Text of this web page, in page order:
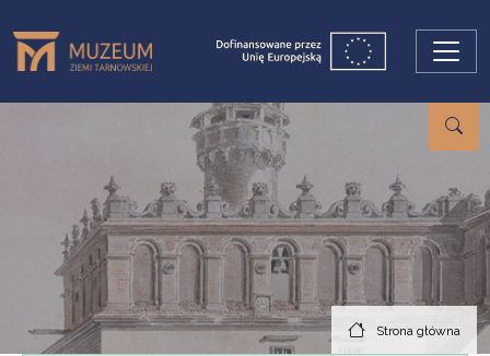
Strona główna